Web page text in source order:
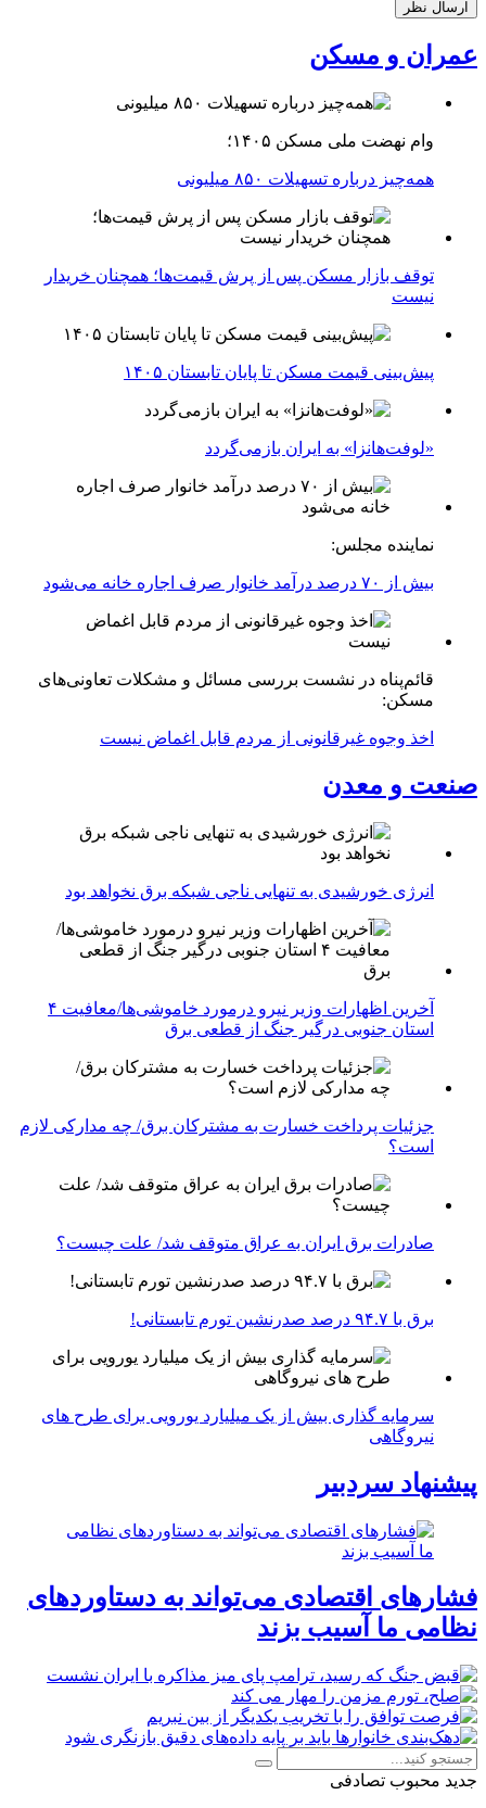
عمران و مسکن
وام نهضت ملی مسکن ۱۴۰۵؛
همه‌چیز درباره تسهیلات ۸۵۰ میلیونی
توقف بازار مسکن پس از پرش قیمت‌ها؛ همچنان خریدار
نیست
پیش‌بینی قیمت مسکن تا پایان تابستان ۱۴۰۵
«لوفت‌هانزا» به ایران بازمی‌گردد
نماینده مجلس:
بیش از ۷۰ درصد درآمد خانوار صرف اجاره خانه می‌شود
قائم‌پناه در نشست بررسی مسائل و مشکلات تعاونی‌های
مسکن:
اخذ وجوه غیرقانونی از مردم قابل اغماض نیست
صنعت و معدن
انرژی خورشیدی به تنهایی ناجی شبکه برق نخواهد بود
آخرین اظهارات وزیر نیرو درمورد خاموشی‌ها/معافیت ۴
استان جنوبی درگیر جنگ از قطعی برق
جزئیات پرداخت خسارت به مشترکان برق/ چه مدارکی لازم
است؟
صادرات برق ایران به عراق متوقف شد/ علت چیست؟
برق با ۹۴.۷ درصد صدرنشین تورم تابستانی!
سرمایه گذاری بیش از یک میلیارد یورویی برای طرح های
نیروگاهی
پیشنهاد سردبیر
فشارهای اقتصادی می‌تواند به دستاوردهای
نظامی ما آسیب بزند
جدید محبوب تصادفی